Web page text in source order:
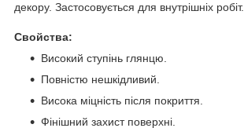
декору. Застосовується для внутрішніх робіт.
Свойства:
Високий ступінь глянцю.
Повністю нешкідливий.
Висока міцність після покриття.
Фінішний захист поверхні.